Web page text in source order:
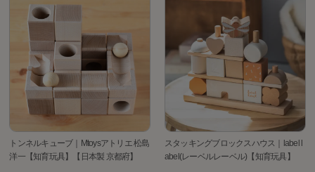
トンネルキューブ｜Mtoysアトリエ 松島
洋一【知育玩具】【日本製 京都府】
スタッキングブロックスハウス｜label l
abel(レーベルレーベル)【知育玩具】